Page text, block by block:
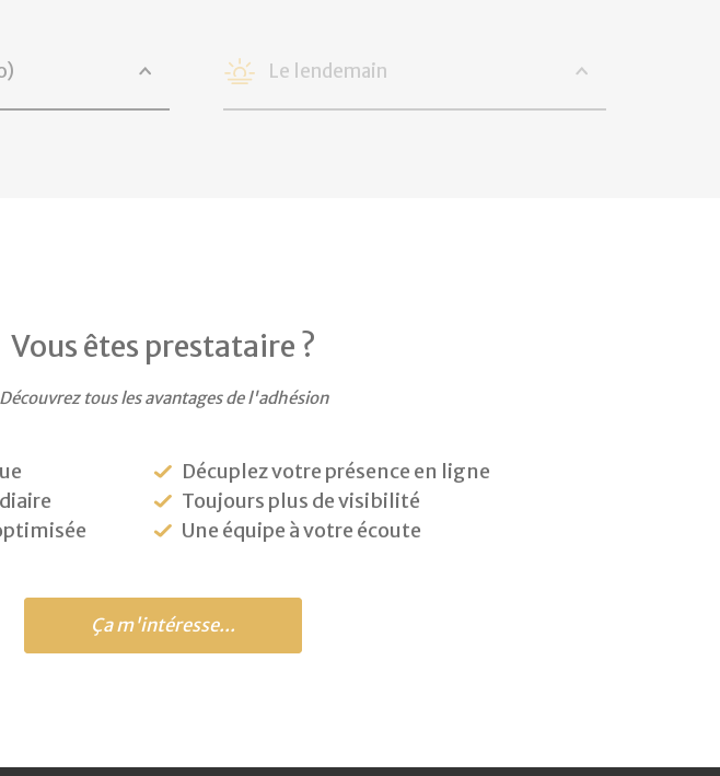
Le lendemain
Vous êtes prestataire ?
Découvrez tous les avantages de l'adhésion
Décuplez votre présence en ligne
Toujours plus de visibilité
Une équipe à votre écoute
Ça m'intéresse...